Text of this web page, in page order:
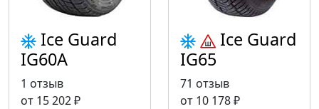
Ice Guard
IG60А
1 отзыв
от 15 202 ₽
Ice Guard
IG65
71 отзыв
от 10 178 ₽